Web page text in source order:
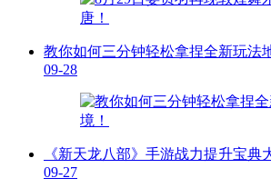
教你如何三分钟轻松拿捏全新玩法
09-28
《新天龙八部》手游战力提升宝典
09-27